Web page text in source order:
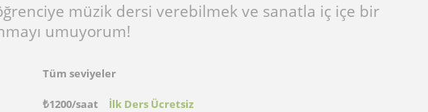
müzik dersi verebilmek ve sanatla iç içe bir
umuyorum!
Tüm seviyeler
₺1200/saat İlk Ders Ücretsiz